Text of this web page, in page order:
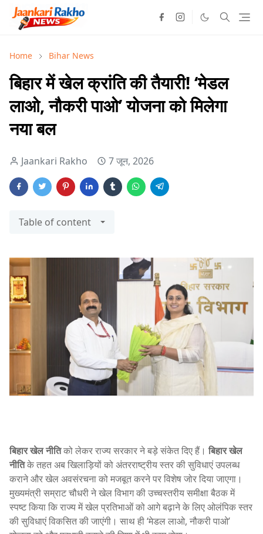
Home Bihar News
बिहार में खेल क्रांति की तैयारी! ‘मेडल
लाओ, नौकरी पाओ’ योजना को मिलेगा
नया बल
Jaankari Rakho 7 जून, 2026
Table of content
बिहार खेल नीतिको लेकर राज्य सरकार ने बड़े संकेत दिए हैं।बिहार खेल
नीतिके तहत अब खिलाड़ियों को अंतरराष्ट्रीय स्तर की सुविधाएं उपलब्ध
कराने और खेल अवसंरचना को मजबूत करने पर विशेष जोर दिया जाएगा।
मुख्यमंत्री सम्राट चौधरी ने खेल विभाग की उच्चस्तरीय समीक्षा बैठक में
स्पष्ट किया कि राज्य में खेल प्रतिभाओं को आगे बढ़ाने के लिए ओलंपिक स्तर
की सुविधाएं विकसित की जाएंगी। साथ ही ‘मेडल लाओ, नौकरी पाओ’